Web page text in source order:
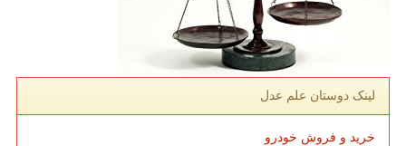
لینک دوستان علم عدل
خرید و فروش خودرو